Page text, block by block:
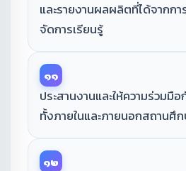
และรายงานผลผลิตที่ได้จากก
จัดการเรียนรู้
๑๑
ประสานงานและให้ความร่วมมื
ทั้งภายในและภายนอกสถานศึก
๑๒